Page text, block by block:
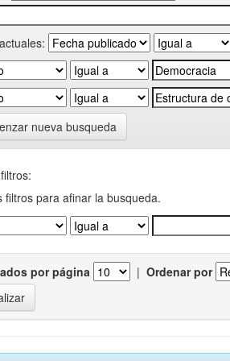
nueva busqueda
filtros para afinar la busqueda.
por página | Ordenar por